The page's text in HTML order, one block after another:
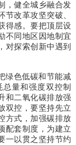
，健全城乡融合发
节改革攻坚突破、
得感。要把顶层设
不同地区因地制宜
对探索创新中遇到
绿色低碳和节能减
量和强度双控制
和二氧化碳排放强
双控，要坚持先立
方式，加强碳排放
配套制度，为建立
一以贯之坚持节约